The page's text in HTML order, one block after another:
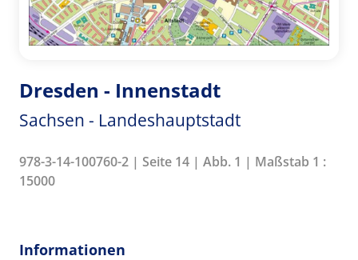
Dresden - Innenstadt
Sachsen - Landeshauptstadt
978-3-14-100760-2 | Seite 14 | Abb. 1 | Maßstab 1 :
15000
Informationen